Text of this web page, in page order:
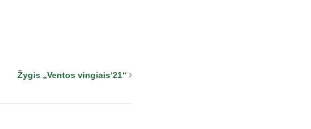
Žygis „Ventos vingiais‘21“